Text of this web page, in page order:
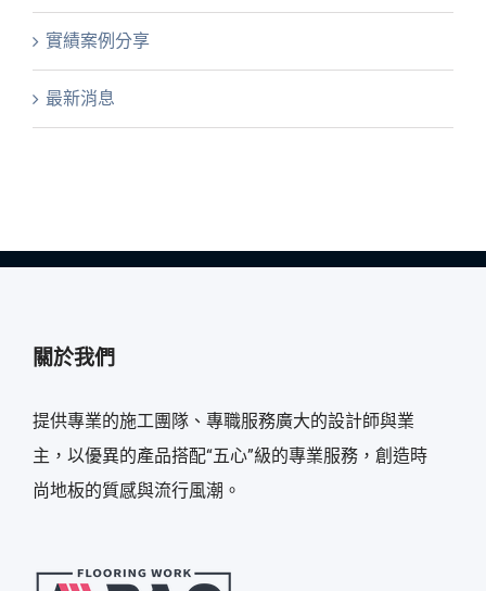
實績案例分享
最新消息
關於我們
提供專業的施工團隊、專職服務廣大的設計師與業
主，以優異的產品搭配“五心”級的專業服務，創造時
尚地板的質感與流行風潮。